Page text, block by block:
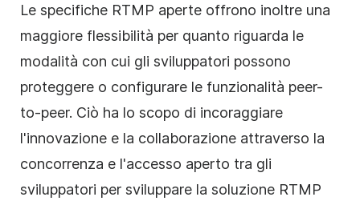
Le specifiche RTMP aperte offrono inoltre una
maggiore flessibilità per quanto riguarda le
modalità con cui gli sviluppatori possono
proteggere o configurare le funzionalità peer-
to-peer. Ciò ha lo scopo di incoraggiare
l'innovazione e la collaborazione attraverso la
concorrenza e l'accesso aperto tra gli
sviluppatori per sviluppare la soluzione RTMP